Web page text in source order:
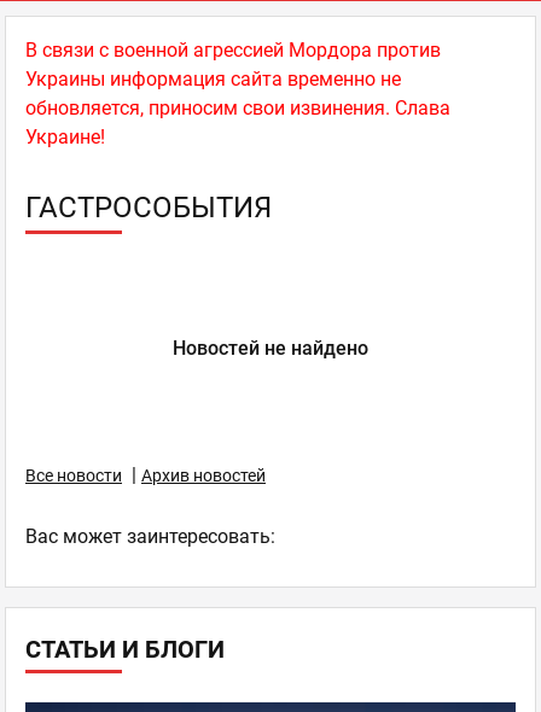
СТАТЬИ И БЛОГИ
В связи с военной агрессией Мордора против
Украины информация сайта временно не
обновляется, приносим свои извинения. Слава
Украине!
ГАСТРОСОБЫТИЯ
Новостей не найдено
Все новости | Архив новостей
Ваc может заинтересовать: